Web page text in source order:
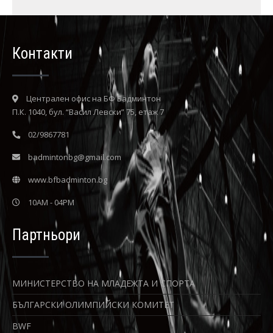
Контакти
Централен офис на БФ Бадминтон
П.К. 1040, бул. “Васил Левски” 75, етаж 7
02/9867781
badmintonbg@gmail.com
www.bfbadminton.bg
10AM - 04PM
Партньори
МИНИСТЕРСТВО НА МЛАДЕЖТА И СПОРТА
БЪЛГАРСКИ ОЛИМПИЙСКИ КОМИТЕТ
BWF